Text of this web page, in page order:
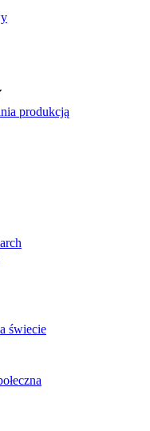
produkcją
świecie